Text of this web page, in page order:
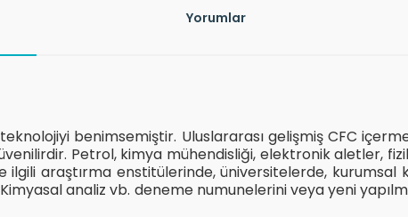
Yorumlar
benimsemiştir. Uluslararası gelişmiş CFC
Petrol, kimya mühendisliği, elektronik aletler,
ilgili araştırma enstitülerinde, üniversitelerde,
analiz vb. deneme numunelerini veya yeni